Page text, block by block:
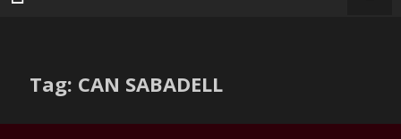
Tag: CAN SABADELL